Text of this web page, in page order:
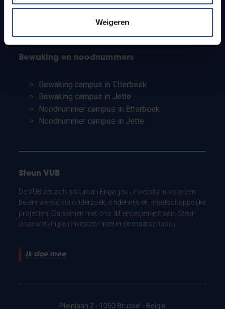
Weigeren
Leerkrachten en secundaire scholen
Bewaking en noodnummers
Bewaking campus in Etterbeek
Bewaking campus in Jette
Noodnummer campus in Etterbeek
Noodnummer campus in Jette
Steun VUB
De VUB zet zich als Urban Engaged University in voor een
betere wereld via onderzoek, onderwijs en maatschappelijke
projecten. Ga samen met ons dit engagement aan. Steun
onze werking en investeer mee in de maatschappij.
Ik doe mee
Pleinlaan 2 - 1050 Brussel - België